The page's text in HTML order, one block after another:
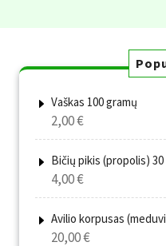
Vaškas 100 gramų
2,00€
Bičių pikis (propolis) 30
4,00€
Avilio korpusas
20,00€